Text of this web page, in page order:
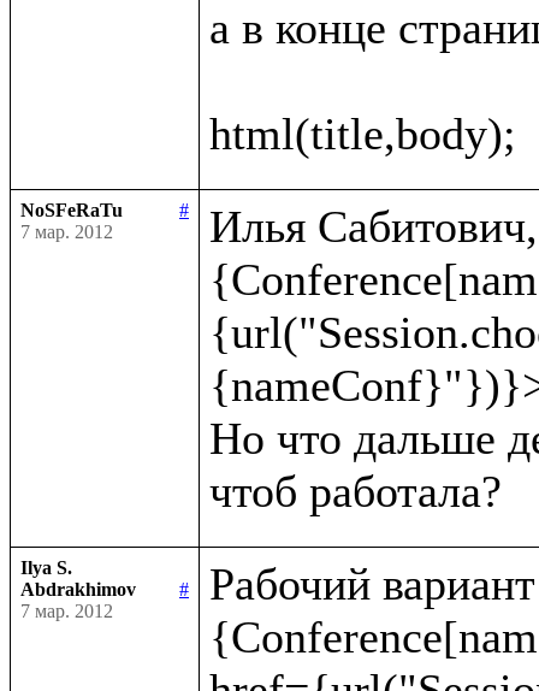
а в конце
NoSFeRaTu
#
7 мар. 2012
Илья
Но что дальше
Ilya S.
Abdrakhimov
#
7 мар. 2012
Рабочий